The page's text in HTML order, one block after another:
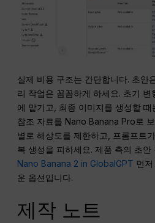
실제 비용 구조는 간단합니다. 초안
리 작업은 꼼꼼하게 하세요. 초기
에 맡기고, 최종 이미지를 생성할
참조 자료를 Nano Banana Pro로
별로 해상도를 제한하고, 프롬프트
복 생성을 피하세요. 제품 측의 초안
Nano Banana 2 in GlobalGPT 먼
운 옵션입니다.
제작 노트